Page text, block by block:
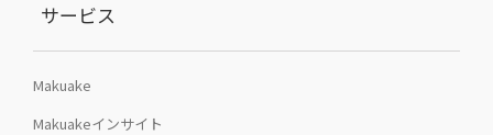
サービス
Makuake
Makuakeインサイト